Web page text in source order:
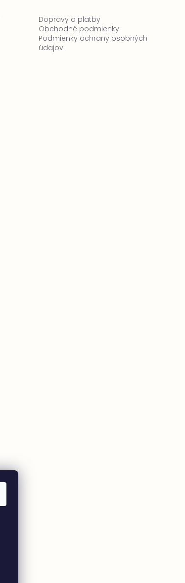
Dopravy a platby
Obchodné podmienky
Podmienky ochrany osobných
údajov